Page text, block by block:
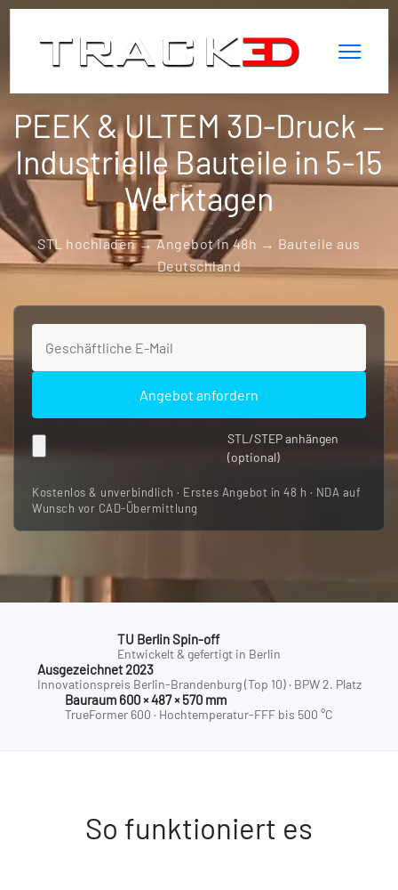
PEEK & ULTEM 3D-Druck —
Industrielle Bauteile in 5-15
Werktagen
STL hochladen → Angebot in 48h → Bauteile aus
Deutschland
Angebot anfordern
STL/STEP anhängen
(optional)
Kostenlos & unverbindlich · Erstes Angebot in 48 h · NDA auf
Wunsch vor CAD-Übermittlung
TU Berlin Spin-off
Entwickelt & gefertigt in Berlin
Ausgezeichnet 2023
Innovationspreis Berlin-Brandenburg (Top 10) · BPW 2. Platz
Bauraum 600 × 487 × 570 mm
TrueFormer 600 · Hochtemperatur-FFF bis 500 °C
So funktioniert es